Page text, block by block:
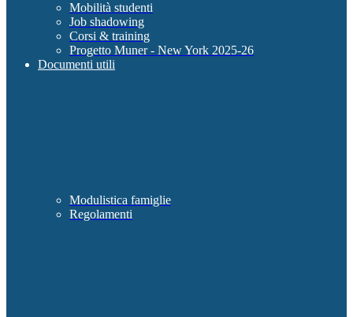
Mobilità studenti
Job shadowing
Corsi & training
Progetto Muner - New York 2025-26
Documenti utili
Modulistica famiglie
Regolamenti